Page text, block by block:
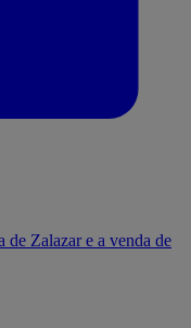
de Zalazar e a venda de